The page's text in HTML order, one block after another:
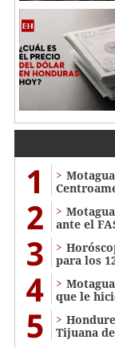
1
2
ante el
3
para los
4
que le
5
Tijuana